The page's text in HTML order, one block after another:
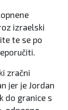
izraelski
te se po
zračni
jer je Jordan
do granice s